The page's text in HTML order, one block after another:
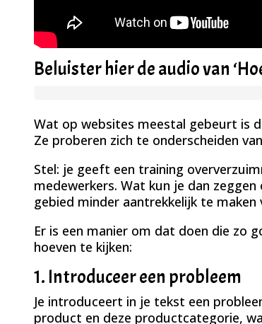
Beluister hier de audio van
Wat op websites meestal gebeurt is
Ze proberen zich te onderscheiden
Stel: je geeft een training
medewerkers. Wat kun je dan
gebied minder aantrekkelijk te maken
Er is een manier om dat doen die zo
hoeven te kijken:
1. Introduceer een probleem
Je introduceert in je tekst een
product en deze productcategorie,